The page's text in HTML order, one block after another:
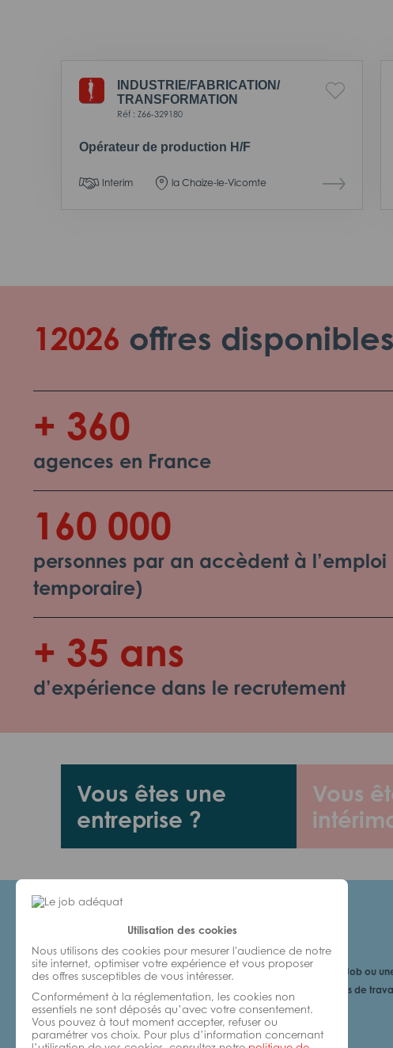
Utilisation des cookies
Nous utilisons des cookies pour mesurer l'audience de notre
site internet, optimiser votre expérience et vous proposer
des offres susceptibles de vous intéresser.
Conformément à la réglementation, les cookies non
essentiels ne sont déposés qu’avec votre consentement.
Vous pouvez à tout moment accepter, refuser ou
paramétrer vos choix. Pour plus d’information concernant
INDUSTRIE/FABRICATION/
TRANSFORMATION
Réf : Z66-329180
Opérateur de production H/F
Interim la Chaize-le-Vicomte
12026 offres disponibles
+ 360
agences en France
160 000
personnes par an accèdent à l’emploi
temporaire)
+ 35 ans
d’expérience dans le recrutement
Vous êtes une
entreprise ?
Vous
Je cherche un Job ou
6 bonnes raisons de
avec nous